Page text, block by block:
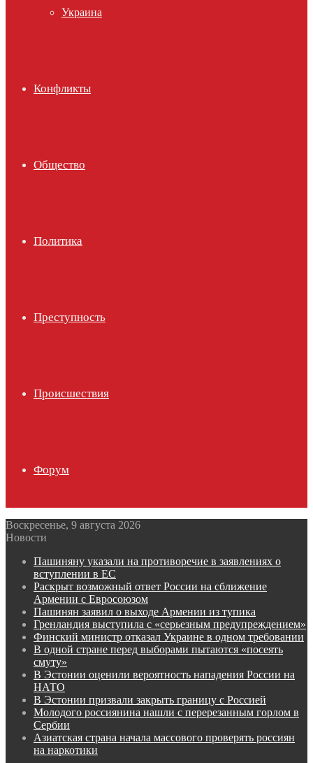
Украина
Конфликты
Общество
Политика
Преступность
Происшествия
Форум
Воскресенье, 9 августа 2026
Новости
Пашиняну указали на противоречие в заявлениях о
вступлении в ЕС
Раскрыт возможный ответ России на сближение
Армении с Евросоюзом
Пашинян заявил о выходе Армении из тупика
Гренландия выступила с «серьезным предупреждением»
Финский министр отказал Украине в одном требовании
В одной стране перед выборами пытаются «посеять
смуту»
В Эстонии оценили вероятность нападения России на
НАТО
В Эстонии призвали закрыть границу с Россией
Молодого россиянина нашли с перерезанным горлом в
Сербии
Азиатская страна начала массового проверять россиян
на наркотики